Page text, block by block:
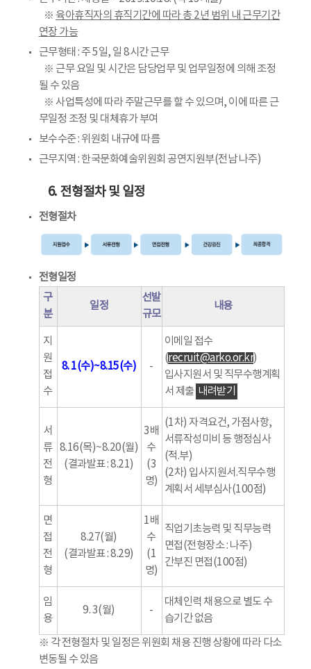
※ 육아휴직자의 휴직기간에 따라 총 2년 범위 내 근무기간
연장 가능
근무형태 : 주 5일, 일 8시간 근무
※ 근무 요일 및 시간은 담당업무 및 업무일정에 의해 조정
될 수 있음
※ 사업특성에 따라 주말근무를 할 수 있으며, 이에 따른 근
무일정 조정 및 대체휴가 부여
보수수준 : 위원회 내규에 따름
근무지역 : 한국문화예술위원회 공연지원부(전남 나주)
6. 전형절차 및 일정
전형절차
전형일정
구
분
일정
선발
규모
내용
지
원
접
수
8. 1(수)~8.15(수) -
이메일 접수
(recruit@arko.or.kr)
입사지원서 및 직무수행계획
서 제출 내려받기
서
류
전
형
8.16(목)~8.20(월)
(결과발표 : 8.21)
3배
수
(3
명)
(1차) 자격요건, 가점사항,
서류작성미비 등 행정심사
(적.부)
(2차) 입사지원서.직무수행
계획서 세부심사(100점)
면
접
전
형
8.27(월)
(결과발표 : 8.29)
1배
수
(1
명)
직업기초능력 및 직무능력
면접(전형장소 : 나주)
간부진 면접(100점)
임
용
9. 3(월) -
대체인력 채용으로 별도 수
습기간 없음
※ 각 전형절차 및 일정은 위원회 채용 진행 상황에 따라 다소
변동될 수 있음